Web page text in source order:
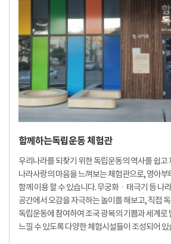
함께하는독립운동 체험관
우리나라를 되찾기 위한 독립운동의 역사를 쉽고
나라사랑의 마음을 느껴보는 체험관으로, 영아부
함께 이용 할 수 있습니다. 무궁화ㆍ태극기 등 나
공간에서 오감을 자극하는 놀이를 해보고, 직접
독립운동에 참여하여 조국 광복의 기쁨과 세계로
느낄 수 있도록 다양한 체험시설들이 조성되어 있